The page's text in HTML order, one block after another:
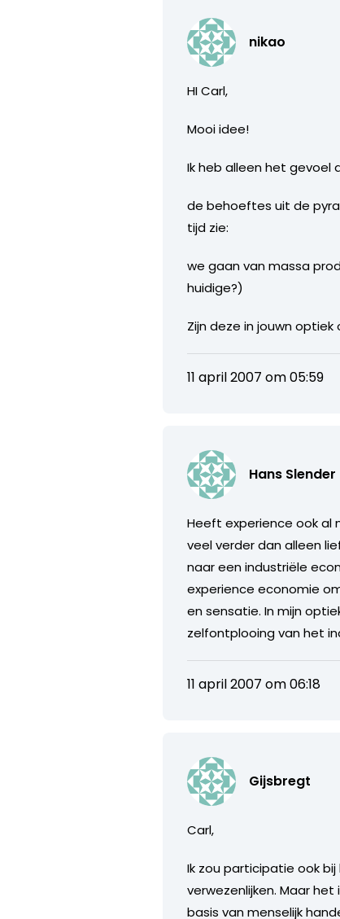
nikao
HI Carl,
Mooi idee!
Ik heb alleen het gevoel
de behoeftes uit de
tijd zie:
we gaan van massa
huidige?)
Zijn deze in jouwn
11 april 2007 om 05:59
Hans Slender
Heeft experience ook al
veel verder dan alleen
naar een industriële
experience economie
en sensatie. In mijn
zelfontplooing van het
11 april 2007 om 06:18
Gijsbregt
Carl,
Ik zou participatie ook
verwezenlijken. Maar
basis van menselijk